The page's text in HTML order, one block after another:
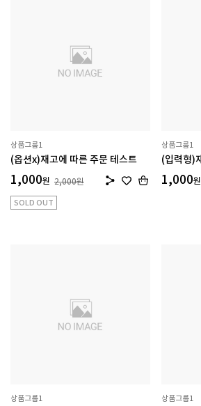
상품그룹1
(옵션x)재고에 따른 주문 테스트
1,000원 2,000원
SOLD OUT
상품그룹1
(입력형)
1,000원
상품그룹1 상품그룹1